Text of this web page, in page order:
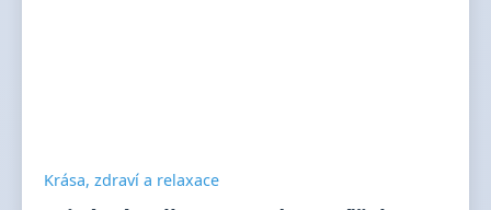
Krása, zdraví a relaxace